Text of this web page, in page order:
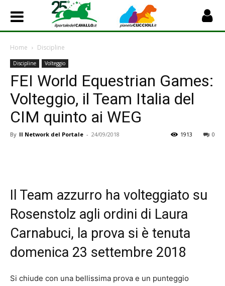
Home Discipline
Discipline Volteggio
FEI World Equestrian Games:
Volteggio, il Team Italia del
CIM quinto ai WEG
By Il Network del Portale - 24/09/2018 0
1913
Il Team azzurro ha volteggiato su
Rosenstolz agli ordini di Laura
Carnabuci, la prova si è tenuta
domenica 23 settembre 2018
Si chiude con una bellissima prova e un punteggio